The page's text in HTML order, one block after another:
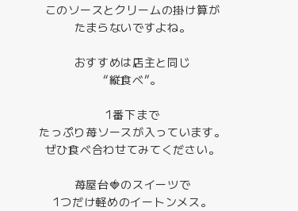
このソースとクリームの掛け算が
たまらないですよね。
おすすめは店主と同じ
“縦食べ”。
1番下まで
たっぷり苺ソースが入っています。
ぜひ食べ合わせてみてください。
苺屋台🍓のスイーツで
1つだけ軽めのイートンメス。